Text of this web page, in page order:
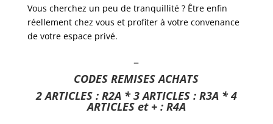
Vous cherchez un peu de tranquillité ? Être enfin
réellement chez vous et profiter à votre convenance
de votre espace privé.
–
CODES REMISES ACHATS
2 ARTICLES : R2A * 3 ARTICLES : R3A * 4
ARTICLES et + : R4A